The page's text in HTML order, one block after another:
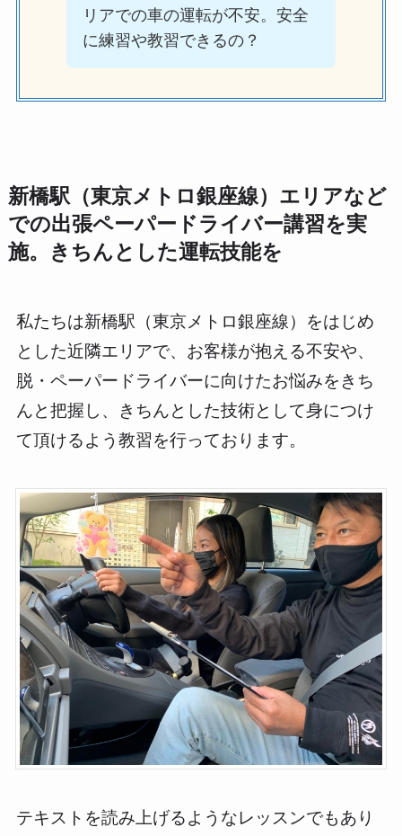
リアでの車の運転が不安。安全
に練習や教習できるの？
新橋駅（東京メトロ銀座線）エリアなど
での出張ペーパードライバー講習を実
施。きちんとした運転技能を
私たちは新橋駅（東京メトロ銀座線）をはじめ
とした近隣エリアで、お客様が抱える不安や、
脱・ペーパードライバーに向けたお悩みをきち
んと把握し、きちんとした技術として身につけ
て頂けるよう教習を行っております。
テキストを読み上げるようなレッスンでもあり